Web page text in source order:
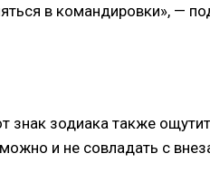
в командировки», —
знак зодиака также
и не совладать с